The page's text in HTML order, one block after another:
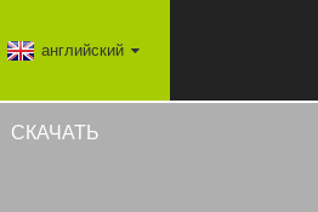
английский
СКАЧАТЬ